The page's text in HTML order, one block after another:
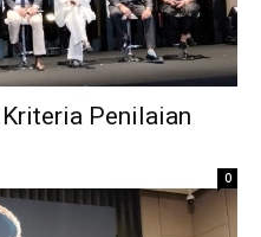
Penilaian
0